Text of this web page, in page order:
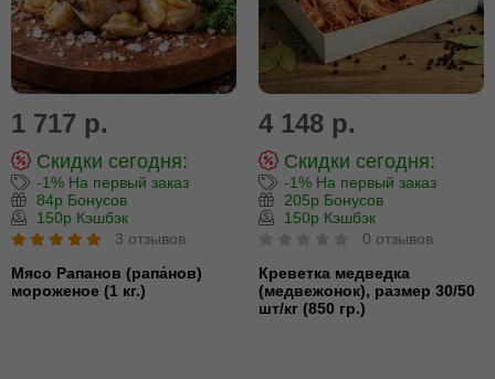
1 717 р.
Скидки сегодня:
-1% На первый заказ
84р Бонусов
150р Кэшбэк
3 отзывов
Мясо Рапанов (рапа́нов)
мороженое (1 кг.)
4 148 р.
Скидки сегодня:
-1% На первый заказ
205р Бонусов
150р Кэшбэк
0 отзывов
Креветка медведка
(медвежонок), размер 30/50
шт/кг (850 гр.)